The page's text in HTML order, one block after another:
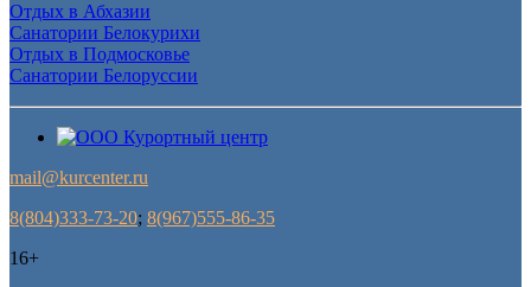
Отдых в Абхазии
Санатории Белокурихи
Отдых в Подмосковье
Санатории Белоруссии
mail@kurcenter.ru
8(804)333-73-20; 8(967)555-86-35
16+